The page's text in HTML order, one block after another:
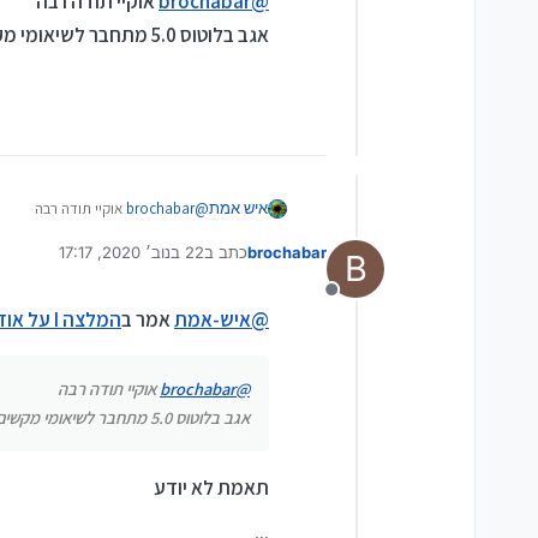
אגב בלוטוס 5.0 מתחבר לשיאומי מקשים?
איש אמת@
brochabar אוקיי תודה רבה
B
מנותק
brochabarכתב ב22 בנוב׳ 2020, 17:17
נערך לאחרונה על ידי
@איש-אמתאמר בהמלצה I על אוזניות בלוטוס
@
brochabarאוקיי תודה רבה
אגב בלוטוס 5.0 מתחבר לשיאומי מקשים?
תאמת לא יודע